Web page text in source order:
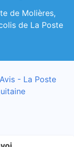
de Molières,
de La Poste
Avis - La Poste